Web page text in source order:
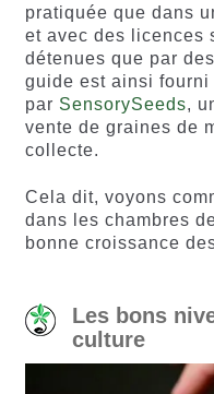
pratiquée que dans
et avec des licences
détenues que par
guide est ainsi
par SensorySeeds,
vente de graines de
collecte.
Cela dit, voyons
dans les chambres
bonne croissance
Les bons
culture